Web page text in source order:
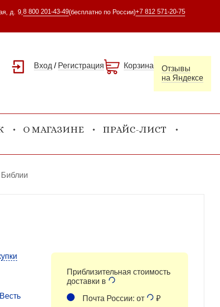
д. 9, 8 800 201-43-49(бесплатно по России)+7 812 571-20-75
Вход / Регистрация Корзина
Отзывы
на Яндексе
О МАГАЗИНЕ ПРАЙС-ЛИСТ
Библии
Приблизительная стоимость
доставки в
Почта России: от ₽